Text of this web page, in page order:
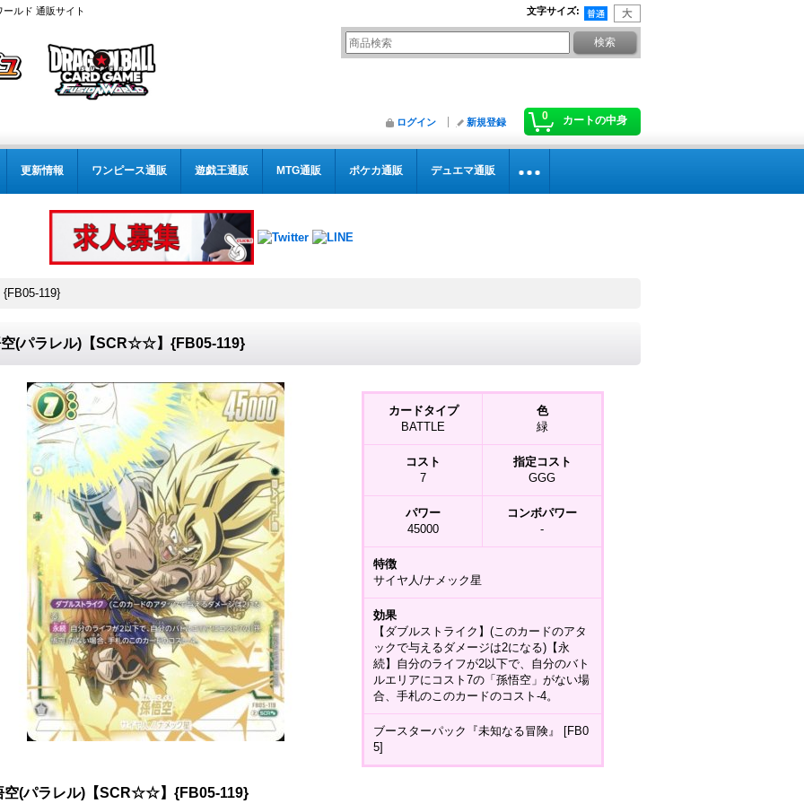
ルド 通販サイト 文字サイズ:
0 カートの中身
ログイン 新規登録
更新情報 ワンピース通販 遊戯王通販 MTG通販 ポケカ通販 デュエマ通販
119}
(パラレル)【SCR☆☆】{FB05-119}
カードタイプ
BATTLE
色
緑
コスト
7
指定コスト
GGG
パワー
45000
コンボパワー
-
特徴
サイヤ人/ナメック星
効果
【ダブルストライク】(このカードのアタ
ックで与えるダメージは2になる)【永
続】自分のライフが2以下で、自分のバト
ルエリアにコスト7の「孫悟空」がない場
合、手札のこのカードのコスト-4。
ブースターパック『未知なる冒険』 [FB0
5]
空(パラレル)【SCR☆☆】{FB05-119}